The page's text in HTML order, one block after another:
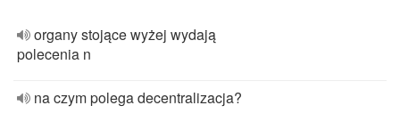
organy stojące wyżej wydają
polecenia n
na czym polega decentralizacja?